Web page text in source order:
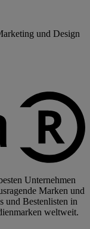
und Design
Unternehmen
Marken und
und Bestenlisten in
weltweit.